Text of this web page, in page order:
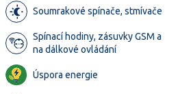
Soumrakové spínače, stmívače
Spínací hodiny, zásuvky GSM a
na dálkové ovládání
Úspora energie